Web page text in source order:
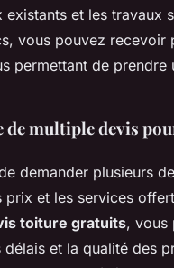
existants et les travaux
vous pouvez recevoir
permettant de prendre
de multiple devis
demander plusieurs
prix et les services
toiture gratuits, vous
délais et la qualité des